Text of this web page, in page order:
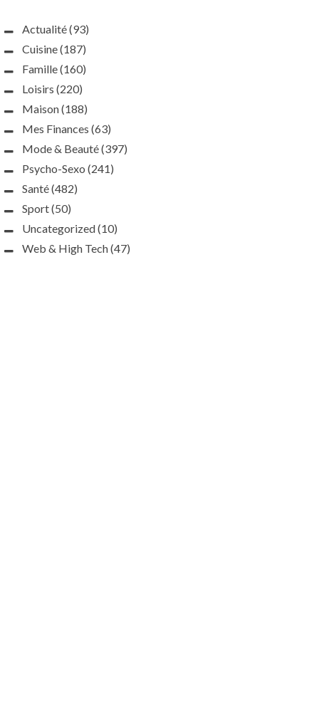
Actualité(93)
Cuisine(187)
Famille(160)
Loisirs (220)
Maison(188)
Mes Finances (63)
Mode & Beauté(397)
Psycho-Sexo (241)
Santé(482)
Sport(50)
Uncategorized(10)
Web & High Tech(47)